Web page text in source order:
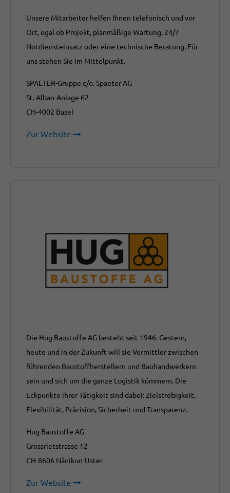
Unsere Mitarbeiter helfen Ihnen telefonisch und vor
Ort, egal ob Projekt, planmäßige Wartung, 24/7
Notdiensteinsatz oder eine technische Beratung. Für
uns stehen Sie im Mittelpunkt.
SPAETER-Gruppe c/o. Spaeter AG
St. Alban-Anlage 62
CH-4002 Basel
Zur Website
Die Hug Baustoffe AG besteht seit 1946. Gestern,
heute und in der Zukunft will sie Vermittler zwischen
führenden Baustoffherstellern und Bauhandwerkern
sein und sich um die ganze Logistik kümmern. Die
Eckpunkte ihrer Tätigkeit sind dabei: Zielstrebigkeit,
Flexibilität, Präzision, Sicherheit und Transparenz.
Hug Baustoffe AG
Grossrietstrasse 12
CH-8606 Nänikon-Uster
Zur Website